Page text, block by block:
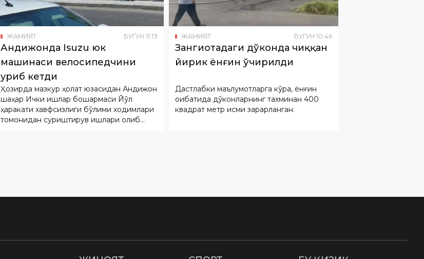
ЖАМИЯТ БУГУН 11:19
Андижонда Isuzu юк
машинаси велосипедчини
уриб кетди
Ҳозирда мазкур ҳолат юзасидан Андижон
шаҳар Ички ишлар бошқармаси Йўл
ҳаракати хавфсизлиги бўлими ходимлари
томонидан суриштирув ишлари олиб
ЖАМИЯТ БУГУН 10:46
Зангиотадаги дўконда чиққан
йирик ёнғин ўчирилди
Дастлабки маълумотларга кўра, ёнғин
оқибатида дўконларнинг тахминан 400
квадрат метр қисми зарарланган.